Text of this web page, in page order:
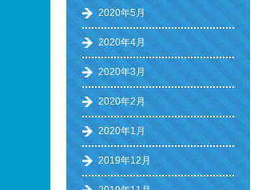
2020年5月
2020年4月
2020年3月
2020年2月
2020年1月
2019年12月